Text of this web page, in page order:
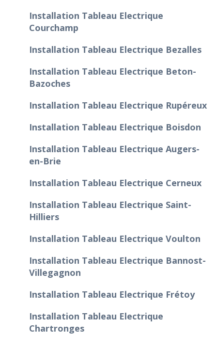
Installation Tableau Electrique
Courchamp
Installation Tableau Electrique Bezalles
Installation Tableau Electrique Beton-
Bazoches
Installation Tableau Electrique Rupéreux
Installation Tableau Electrique Boisdon
Installation Tableau Electrique Augers-
en-Brie
Installation Tableau Electrique Cerneux
Installation Tableau Electrique Saint-
Hilliers
Installation Tableau Electrique Voulton
Installation Tableau Electrique Bannost-
Villegagnon
Installation Tableau Electrique Frétoy
Installation Tableau Electrique
Chartronges